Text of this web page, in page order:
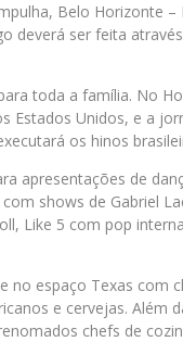
Belo Horizonte
deverá ser feita
toda a família. No
Estados Unidos, e a
os hinos
apresentações de
shows de Gabriel
Like 5 com pop
no espaço Texas com
e cervejas. Além
chefs de